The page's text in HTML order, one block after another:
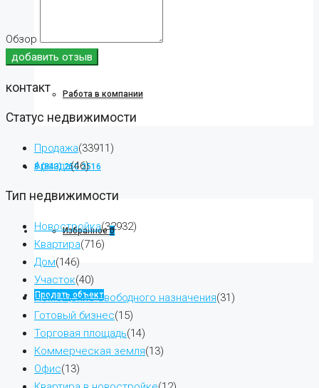
Работа в компании
8 (843) 250 2516
Избранное0
Продать объект
Обзор
добавить отзыв
контакт
Статус недвижимости
Продажа(33911)
Аренда(46)
Тип недвижимости
Новостройка(32932)
Квартира(716)
Дом(146)
Участок(40)
Помещение свободного назначения(31)
Готовый бизнес(15)
Торговая площадь(14)
Коммерческая земля(13)
Офис(13)